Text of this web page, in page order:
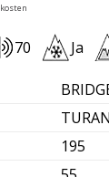
70 Ja
195